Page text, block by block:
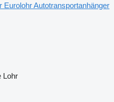
Eurolohr Autotransportanhänger
Lohr